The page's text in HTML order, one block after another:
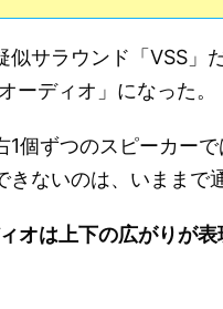
似サラウンド「VSS」
ーディオ」になった。
1個ずつのスピーカー
ないのは、いままで
オは上下の広がりが表